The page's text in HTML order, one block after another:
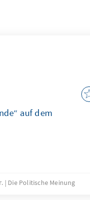
auf dem
Die Politische Meinung